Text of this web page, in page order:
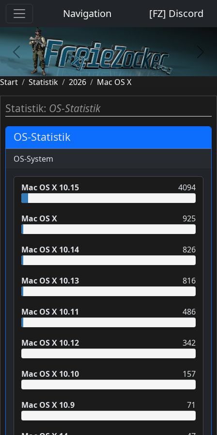
Navigation [FZ] Discord
previous next
Start Statistik 2026 Mac OS X
Statistik: OS-Statistik
OS-Statistik
OS-System
Mac OS X 10.15 4094
Mac OS X 925
Mac OS X 10.14 826
Mac OS X 10.13 816
Mac OS X 10.11 486
Mac OS X 10.12 342
Mac OS X 10.10 157
Mac OS X 10.9 71